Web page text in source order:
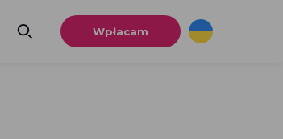
Wpłacam